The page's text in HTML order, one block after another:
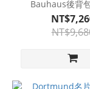
Bauhaus後背